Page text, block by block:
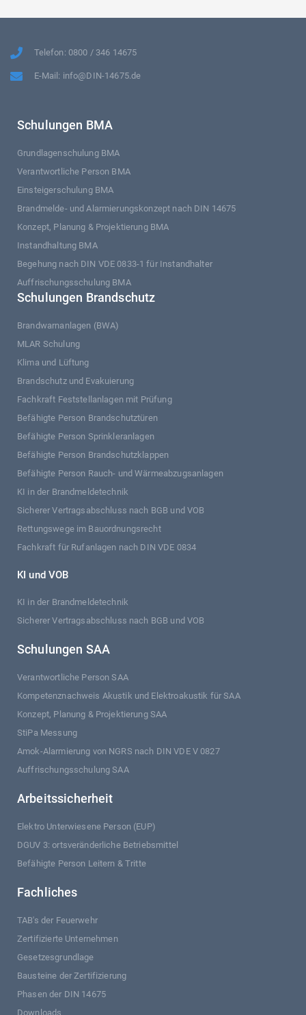
Telefon: 0800 / 346 14675
E-Mail: info@DIN-14675.de
Schulungen BMA
Grundlagenschulung BMA
Verantwortliche Person BMA
Einsteigerschulung BMA
Brandmelde- und Alarmierungskonzept nach DIN 14675
Konzept, Planung & Projektierung BMA
Instandhaltung BMA
Begehung nach DIN VDE 0833-1 für Instandhalter
Auffrischungsschulung BMA
Schulungen Brandschutz
Brandwarnanlagen (BWA)
MLAR Schulung
Klima und Lüftung
Brandschutz und Evakuierung
Fachkraft Feststellanlagen mit Prüfung
Befähigte Person Brandschutztüren
Befähigte Person Sprinkleranlagen
Befähigte Person Brandschutzklappen
Befähigte Person Rauch- und Wärmeabzugsanlagen
KI in der Brandmeldetechnik
Sicherer Vertragsabschluss nach BGB und VOB
Rettungswege im Bauordnungsrecht
Fachkraft für Rufanlagen nach DIN VDE 0834
KI und VOB
KI in der Brandmeldetechnik
Sicherer Vertragsabschluss nach BGB und VOB
Schulungen SAA
Verantwortliche Person SAA
Kompetenznachweis Akustik und Elektroakustik für SAA
Konzept, Planung & Projektierung SAA
StiPa Messung
Amok-Alarmierung von NGRS nach DIN VDE V 0827
Auffrischungsschulung SAA
Arbeitssicherheit
Elektro Unterwiesene Person (EUP)
DGUV 3: ortsveränderliche Betriebsmittel
Befähigte Person Leitern & Tritte
Fachliches
TAB's der Feuerwehr
Zertifizierte Unternehmen
Gesetzesgrundlage
Bausteine der Zertifizierung
Phasen der DIN 14675
Downloads